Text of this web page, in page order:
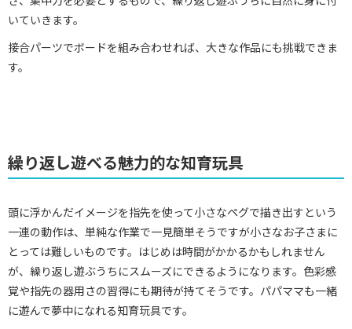
いていきます。
接合パーツでボードを組み合わせれば、大きな作品にも挑戦できま
す。
繰り返し遊べる魅力的な知育玩具
頭に浮かんだイメージを指先を使って小さなペグで描き出すという
一連の動作は、単純な作業で一見簡単そうですが小さなお子さまに
とっては難しいものです。はじめは時間がかかるかもしれません
が、繰り返し遊ぶうちにスムーズにできるようになります。色彩感
覚や指先の器用さの習得にも期待が持てそうです。パパママも一緒
に遊んで夢中になれる知育玩具です。